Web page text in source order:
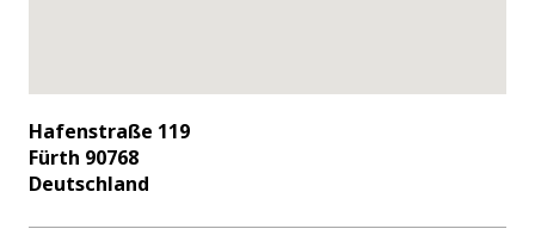
Hafenstraße 119
Fürth 90768
Deutschland